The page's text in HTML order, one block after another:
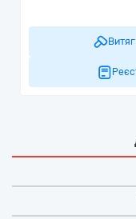
Витяг